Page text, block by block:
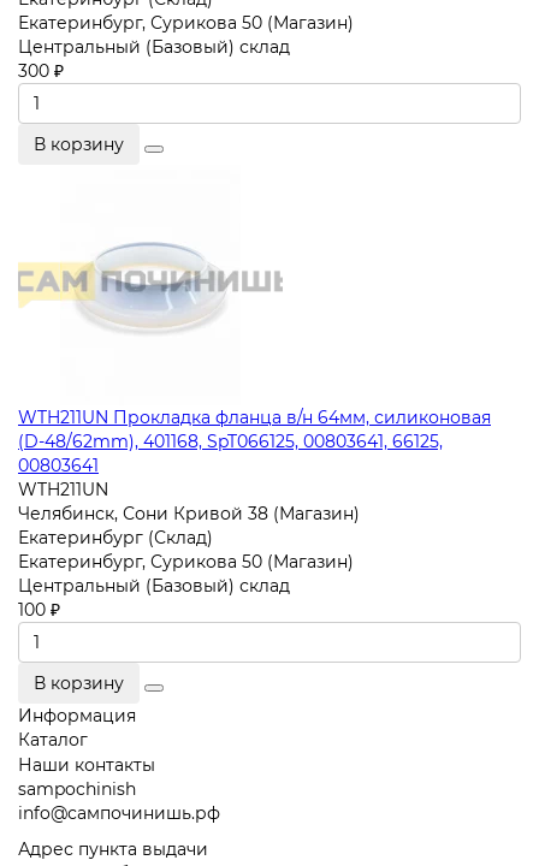
Екатеринбург, Сурикова 50 (Магазин)
Центральный (Базовый) склад
300 ₽
В корзину
WTH211UN Прокладка фланца в/н 64мм, силиконовая
(D-48/62mm), 401168, SpT066125, 00803641, 66125,
00803641
WTH211UN
Челябинск, Сони Кривой 38 (Магазин)
Екатеринбург (Склад)
Екатеринбург, Сурикова 50 (Магазин)
Центральный (Базовый) склад
100 ₽
В корзину
Информация
Каталог
Наши контакты
sampochinish
info@сампочинишь.рф
Адрес пункта выдачи